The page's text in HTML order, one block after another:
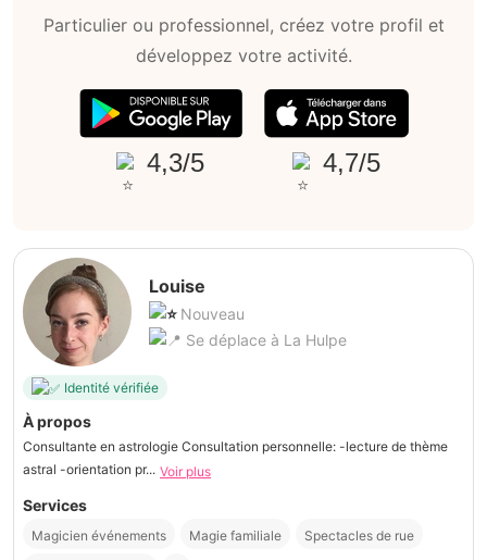
Particulier ou professionnel, créez votre profil et
développez votre activité.
4,3/5 4,7/5
Louise
Nouveau
Se déplace à La Hulpe
Identité vérifiée
À propos
Consultante en astrologie Consultation personnelle: -lecture de thème
astral -orientation pr... Voir plus
Services
Magicien événements Magie familiale Spectacles de rue